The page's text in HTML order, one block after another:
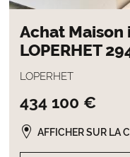
Achat
LOPERHET
LOPERHET
434 100 €
AFFICHER SUR LA